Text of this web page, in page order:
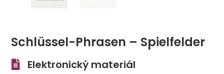
Schlüssel-Phrasen – Spielfelder
 Elektronický materiál